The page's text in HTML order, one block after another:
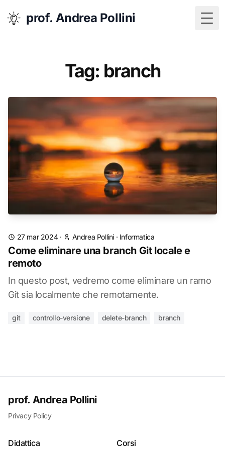
prof. Andrea Pollini
Tag: branch
27 mar 2024· Andrea Pollini · Informatica
Come eliminare una branch Git locale e
remoto
In questo post, vedremo come eliminare un ramo
Git sia localmente che remotamente.
git controllo-versione delete-branch branch
prof. Andrea Pollini
Privacy Policy
Didattica Corsi